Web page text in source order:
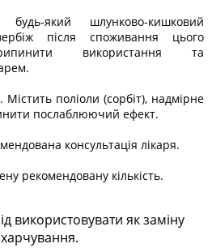
який шлунково-кишковий
після споживання цього
використання та
поліоли (сорбіт), надмірне
послаблюючий ефект.
консультація лікаря.
рекомендовану кількість.
використовувати як заміну